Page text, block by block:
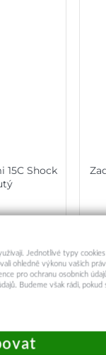
15C Shock
Jednotlivé typy
ohledně výkonu vašich
pro ochranu osobních
Budeme však rádi,